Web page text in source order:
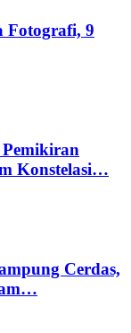
Fotografi, 9
Konstelasi…
Cerdas,